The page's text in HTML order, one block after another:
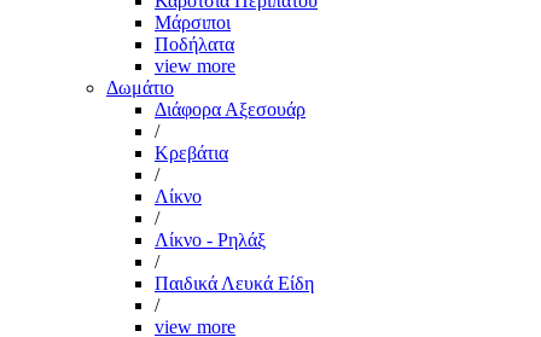
Μάρσιποι
Ποδήλατα
view more
Δωμάτιο
Διάφορα Αξεσουάρ
/
Κρεβάτια
/
Λίκνο
/
Λίκνο - Ρηλάξ
/
Παιδικά Λευκά Είδη
/
view more